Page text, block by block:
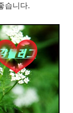
습니다.